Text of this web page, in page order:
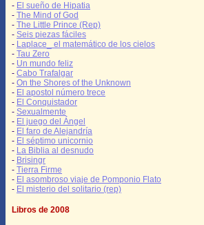
- El sueño de Hipatia
- The Mind of God
- The Little Prince (Rep)
- Seis piezas fáciles
- Laplace_ el matemático de los cielos
- Tau Zero
- Un mundo feliz
- Cabo Trafalgar
- On the Shores of the Unknown
- El apostol número trece
- El Conquistador
- Sexualmente
- El juego del Ángel
- El faro de Alejandría
- El séptimo unicornio
- La Biblia al desnudo
- Brisingr
- Tierra Firme
- El asombroso viaje de Pomponio Flato
- El misterio del solitario (rep)
Libros de 2008